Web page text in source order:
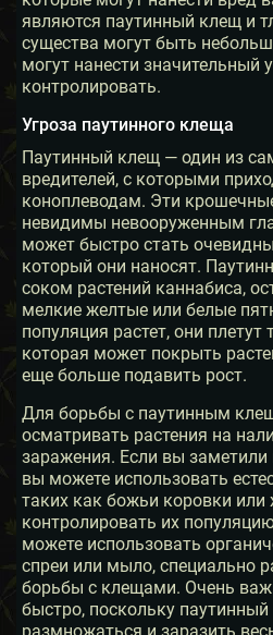
являются паутинный клещ и
существа могут быть
могут нанести значительный
контролировать.
Угроза паутинного клеща
Паутинный клещ — один из
вредителей, с которыми
коноплеводам. Эти
невидимы невооруженным
может быстро стать
который они наносят.
соком растений каннабиса,
мелкие желтые или белые
популяция растет, они плетут
которая может покрыть
еще больше подавить рост.
Для борьбы с паутинным
осматривать растения на
заражения. Если вы заметили
вы можете использовать
таких как божьи коровки
контролировать их
можете использовать
спреи или мыло, специально
борьбы с клещами. Очень
быстро, поскольку